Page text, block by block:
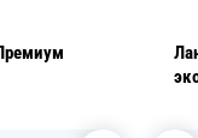
Ланч -